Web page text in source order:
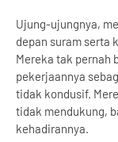
Ujung-ujungnya,
depan suram serta
Mereka tak pernah
pekerjaannya
tidak kondusif.
tidak mendukung,
kehadirannya.